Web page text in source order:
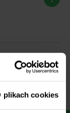
plikach cookies